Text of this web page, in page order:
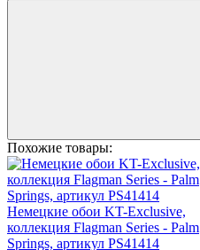
Похожие товары:
Немецкие обои KT-Exclusive,
коллекция Flagman Series - Palm
Springs, артикул PS41414